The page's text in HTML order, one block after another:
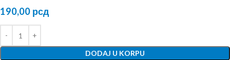
190,00 рсд
DODAJ U KORPU